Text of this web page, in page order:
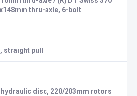
thru-axle, 6-bolt
straight pull
hydraulic disc, 220/203mm rotors